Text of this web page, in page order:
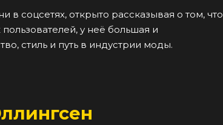
соцсетях, открыто рассказывая о том, что
у неё большая и
стиль и путь в индустрии моды.